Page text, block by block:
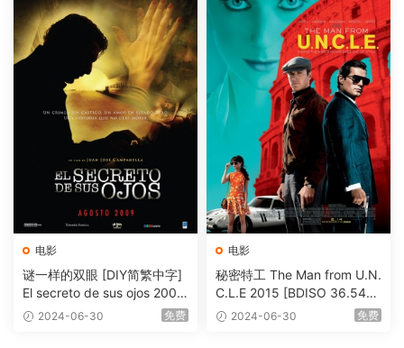
电影
谜一样的双眼 [DIY简繁中字]
El secreto de sus ojos 2009
1080p Blu-ray AVC DTS-HD
2024-06-30 免费
电影
秘密特工 The Man from U.N.
C.L.E 2015 [BDISO 36.54G
B] 2024-06-30 免费